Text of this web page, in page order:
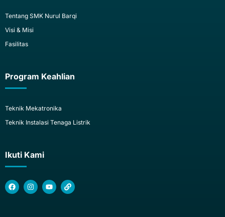
Tentang SMK Nurul Barqi
Visi & Misi
Fasilitas
Program Keahlian
Teknik Mekatronika
Teknik Instalasi Tenaga Listrik
Ikuti Kami
F
a
c
I
n
s
Y
o
u
L
i
n